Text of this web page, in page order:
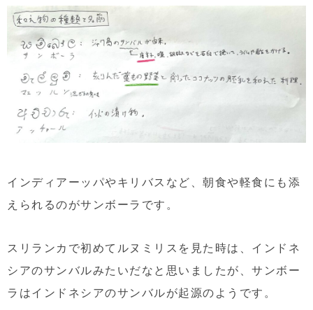
インディアーッパやキリバスなど、朝食や軽食にも添
えられるのがサンボーラです。
スリランカで初めてルヌミリスを見た時は、インドネ
シアのサンバルみたいだなと思いましたが、サンボー
ラはインドネシアのサンバルが起源のようです。